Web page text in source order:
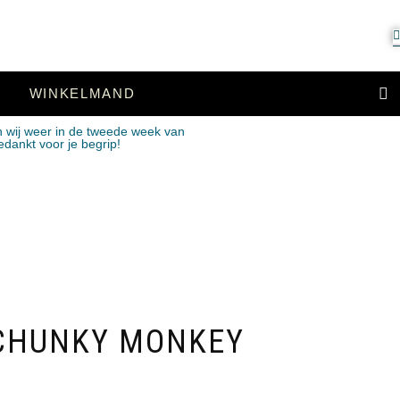
WINKELMAND
weer in de tweede week van
voor je begrip!
MONKEY